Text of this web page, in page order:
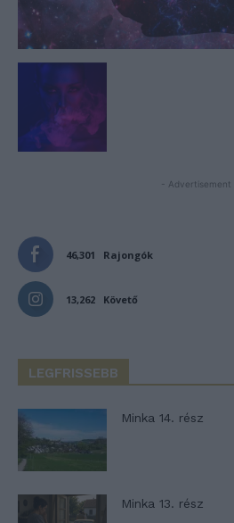
- Advertisement -
46,301 Rajongók
13,262 Követő
LEGFRISSEBB
Minka 14. rész
Minka 13. rész